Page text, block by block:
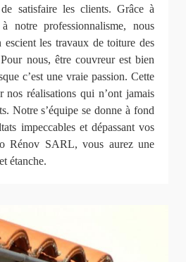
satisfaire les clients. Grâce à
notre professionnalisme, nous
les travaux de toiture des
nous, être couvreur est bien
c’est une vraie passion. Cette
nos réalisations qui n’ont jamais
Notre s’équipe se donne à fond
impeccables et dépassant vos
Rénov SARL, vous aurez une
étanche.